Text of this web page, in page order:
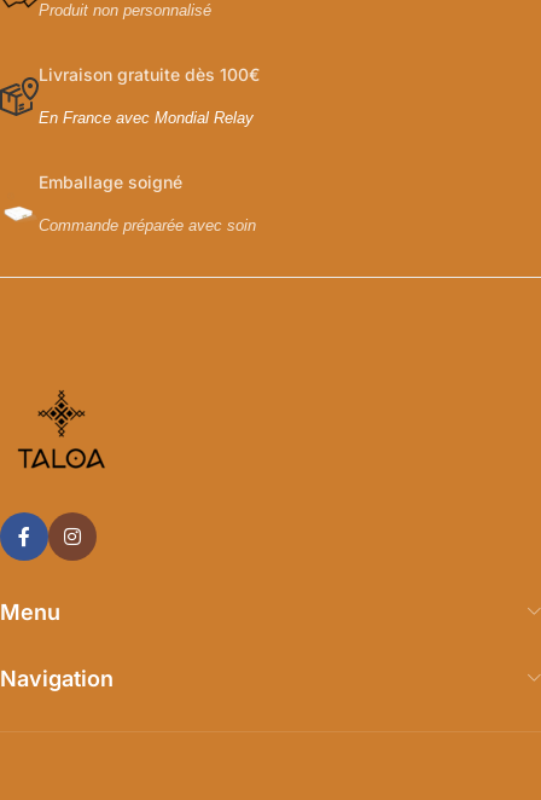
Produit non personnalisé
Livraison gratuite dès 100€
En France avec Mondial Relay
Emballage soigné
Commande préparée avec soin
Menu
Navigation